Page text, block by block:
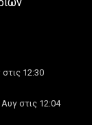
12:30
Αυγ στις 12:04